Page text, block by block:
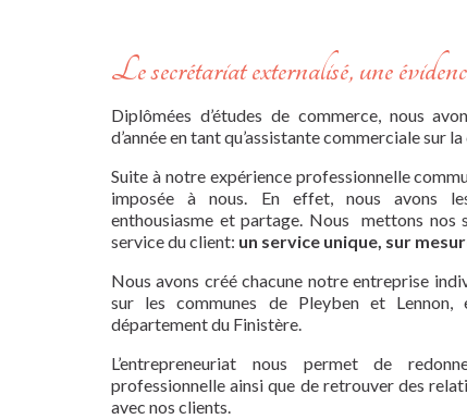
Le secrétariat externalisé, une
Diplômées d’études de commerce, nous
d’année en tant qu’assistante commerciale sur
Suite à notre expérience professionnelle
imposée à nous. En effet, nous avons
enthousiasme et partage. Nous mettons nos
service du client: un service unique, sur
Nous avons créé chacune notre entreprise
sur les communes de Pleyben et
département du Finistère.
L’entrepreneuriat nous permet de
professionnelle ainsi que de retrouver des
avec nos clients.